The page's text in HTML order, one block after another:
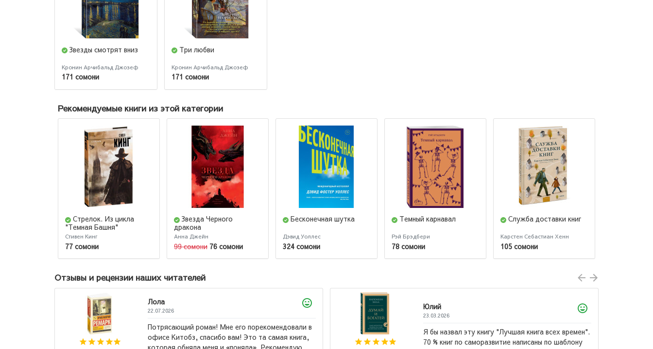
Звезды смотрят вниз
Кронин Арчибальд Джозеф
171 сомони
Три любви
Кронин Арчибальд Джозеф
171 сомони
Рекомендуемые книги из этой категории
Стрелок. Из цикла
"Темная Башня"
Стивен Кинг
77 сомони
Звезда Черного
дракона
Анна Джейн
99 сомони 76 сомони
Бесконечная шутка
Дэвид Уоллес
324 сомони
Темный карнавал
Рэй Брэдбери
78 сомони
Служба доставки книг
Карстен Себастиан Хенн
105 сомони
Отзывы и рецензии наших читателей
Потрясающий роман! Мне его порекомендовали в
офисе Китобз, спасибо вам! Это та самая книга,
которая обняла меня и «поняла». Рекомендую
Юлий
Я бы назвал эту книгу "Лучшая книга всех времен".
70 % книг по саморазвитие написаны по шаблону
Ахтамзода Мухибулло
Китоби бехтарин ба
дастрас ❤️...